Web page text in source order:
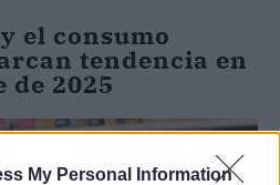
My Personal Information
el consumo
tendencia en
de 2025